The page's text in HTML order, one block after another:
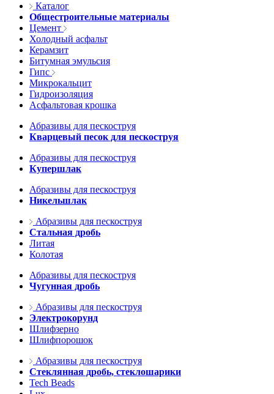
Каталог
Общестроительные материалы
Цемент
Холодный асфальт
Керамзит
Битумная эмульсия
Гипс
Микрокальцит
Гидроизоляция
Асфальтовая крошка
Абразивы для пескоструя
Кварцевый песок для пескоструя
Абразивы для пескоструя
Купершлак
Абразивы для пескоструя
Никельшлак
Абразивы для пескоструя
Стальная дробь
Литая
Колотая
Абразивы для пескоструя
Чугунная дробь
Абразивы для пескоструя
Электрокорунд
Шлифзерно
Шлифпорошок
Абразивы для пескоструя
Стеклянная дробь, стеклошарики
Tech Beads